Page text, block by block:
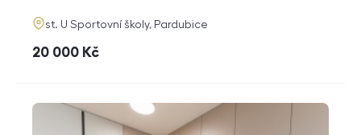
adresa
st. U Sportovní školy, Pardubice
cena
20 000 Kč